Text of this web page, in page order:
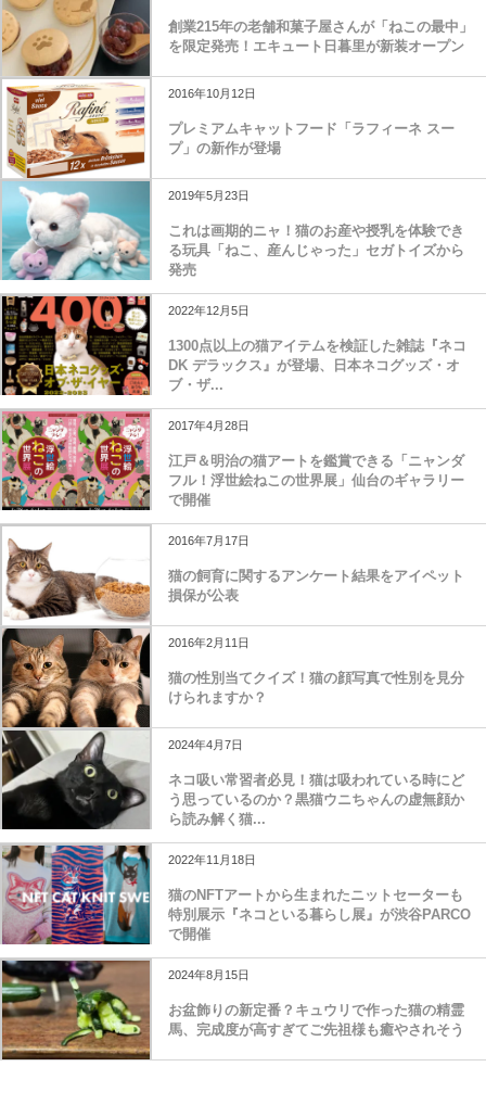
創業215年の老舗和菓子屋さんが「ねこの最中」
を限定発売！エキュート日暮里が新装オープン
2016年10月12日
プレミアムキャットフード「ラフィーネ スー
プ」の新作が登場
2019年5月23日
これは画期的ニャ！猫のお産や授乳を体験でき
る玩具「ねこ、産んじゃった」セガトイズから
発売
2022年12月5日
1300点以上の猫アイテムを検証した雑誌『ネコ
DK デラックス』が登場、日本ネコグッズ・オ
ブ・ザ...
2017年4月28日
江戸＆明治の猫アートを鑑賞できる「ニャンダ
フル！浮世絵ねこの世界展」仙台のギャラリー
で開催
2016年7月17日
猫の飼育に関するアンケート結果をアイペット
損保が公表
2016年2月11日
猫の性別当てクイズ！猫の顔写真で性別を見分
けられますか？
2024年4月7日
ネコ吸い常習者必見！猫は吸われている時にど
う思っているのか？黒猫ウニちゃんの虚無顔か
ら読み解く猫...
2022年11月18日
猫のNFTアートから生まれたニットセーターも
特別展示『ネコといる暮らし展』が渋谷PARCO
で開催
2024年8月15日
お盆飾りの新定番？キュウリで作った猫の精霊
馬、完成度が高すぎてご先祖様も癒やされそう